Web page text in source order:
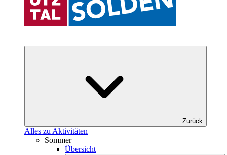
Zurück
Alles zu Aktivitäten
Sommer
Übersicht